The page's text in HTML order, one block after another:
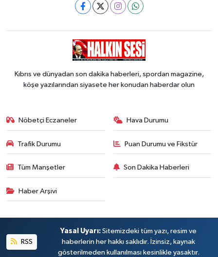
Kıbrıs ve dünyadan son dakika haberleri, spordan magazine,
köşe yazılarından siyasete her konudan haberdar olun
Nöbetçi Eczaneler Hava Durumu
Trafik Durumu Puan Durumu ve Fikstür
Tüm Manşetler Son Dakika Haberleri
Haber Arşivi
RSS
Yasal Uyarı: Sitemizdeki tüm yazı, resim ve
haberlerin her hakkı saklıdır. İzinsiz, kaynak
gösterilmeden kullanılması kesinlikle yasaktır.